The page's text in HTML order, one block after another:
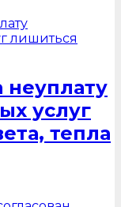
услуг
тепла